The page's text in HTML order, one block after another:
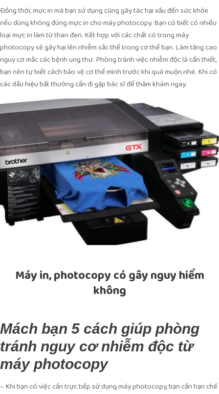
Đồng thời, mực in mà bạn sử dụng cũng gây tác hại xấu đến sức khỏe
nếu dùng không đúng mực in cho máy photocopy. Bạn có biết có nhiều
loại mực in làm từ than đen. Kết hợp với các chất có trong máy
photocopy sẽ gây hại lên nhiễm sắc thể trong cơ thể bạn. Làm tăng cao
nguy cơ mắc các bệnh ung thư. Phòng tránh việc nhiễm độc là cần thiết,
bạn nên tự biết cách bảo vệ cơ thể mình trước khi quá muộn nhé. Khi có
các dấu hiệu bất thường cần đi gặp bác sĩ để thăm khám ngay.
Máy in, photocopy có gây nguy hiểm
không
Mách bạn 5 cách giúp phòng
tránh nguy cơ nhiễm độc từ
máy photocopy
– Khi bạn có việc cần trực tiếp sử dụng máy photocopy, bạn cần hạn chế